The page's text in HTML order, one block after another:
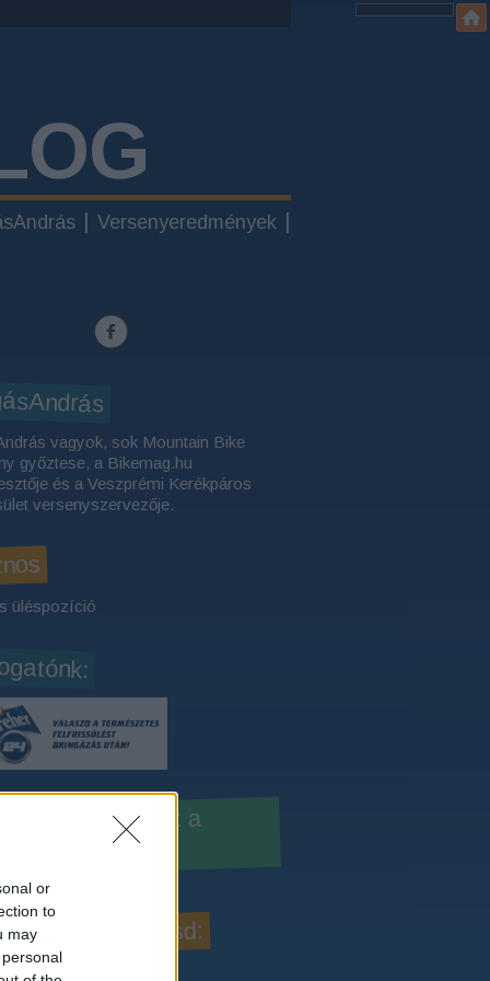
or
to
may
Versenyeredmények
vagyok, sok Mountain Bike
győztese, a Bikemag.hu
és a Veszprémi Kerékpáros
versenyszervezője.
üléspozíció
a Dreher24-et a
hogy kövesd: